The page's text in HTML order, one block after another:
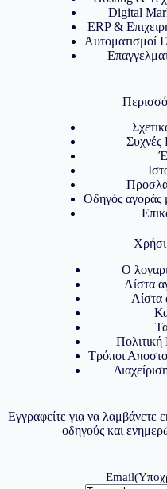
Digital
ERP &
Αυτοματισμοί
Συχνές
Οδηγός
Ο
Λίστα
Λίστα
Τρόποι
Εγγραφείτε για να λαμβάνετε
οδηγούς και
Email